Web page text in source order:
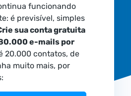
funcionando
é previsível, simples
sua conta gratuita
e-mails por
20.000 contatos, de
muito mais, por